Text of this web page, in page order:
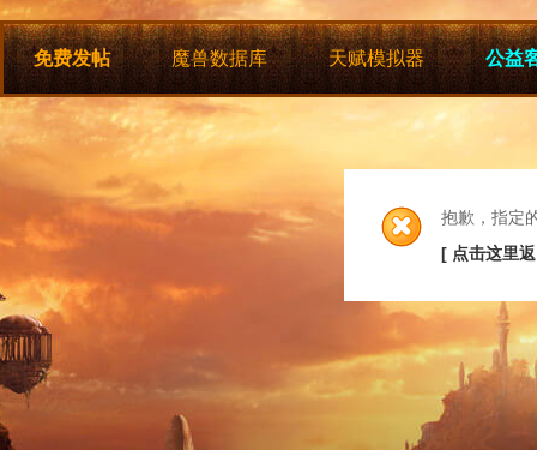
免费发帖 魔兽数据库 天赋模拟器 公益
抱歉，指定
[ 点击这里